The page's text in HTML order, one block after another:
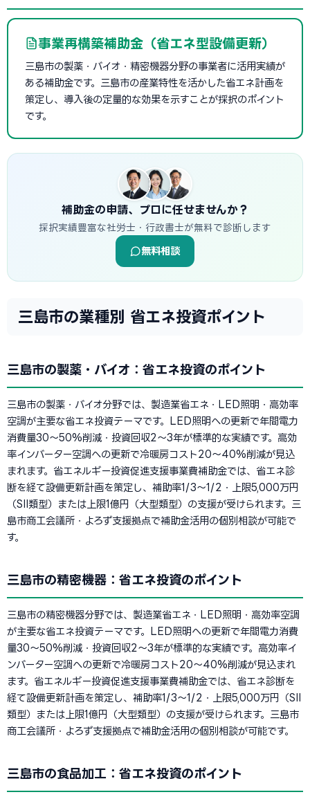
事業再構築補助金（省エネ型設備更新）
三島市の製薬・バイオ・精密機器分野の事業者に活用実績が
ある補助金です。三島市の産業特性を活かした省エネ計画を
策定し、導入後の定量的な効果を示すことが採択のポイント
です。
補助金の申請、プロに任せませんか？
採択実績豊富な社労士・行政書士が無料で診断します
無料相談
三島市の業種別 省エネ投資ポイント
三島市の製薬・バイオ：省エネ投資のポイント
三島市の製薬・バイオ分野では、製造業省エネ・LED照明・高効率
空調が主要な省エネ投資テーマです。LED照明への更新で年間電力
消費量30〜50%削減・投資回収2〜3年が標準的な実績です。高効
率インバーター空調への更新で冷暖房コスト20〜40%削減が見込
まれます。省エネルギー投資促進支援事業費補助金では、省エネ診
断を経て設備更新計画を策定し、補助率1/3〜1/2・上限5,000万円
（SII類型）または上限1億円（大型類型）の支援が受けられます。三
島市商工会議所・よろず支援拠点で補助金活用の個別相談が可能で
す。
三島市の精密機器：省エネ投資のポイント
三島市の精密機器分野では、製造業省エネ・LED照明・高効率空調
が主要な省エネ投資テーマです。LED照明への更新で年間電力消費
量30〜50%削減・投資回収2〜3年が標準的な実績です。高効率イ
ンバーター空調への更新で冷暖房コスト20〜40%削減が見込まれ
ます。省エネルギー投資促進支援事業費補助金では、省エネ診断を
経て設備更新計画を策定し、補助率1/3〜1/2・上限5,000万円（SII
類型）または上限1億円（大型類型）の支援が受けられます。三島市
商工会議所・よろず支援拠点で補助金活用の個別相談が可能です。
三島市の食品加工：省エネ投資のポイント